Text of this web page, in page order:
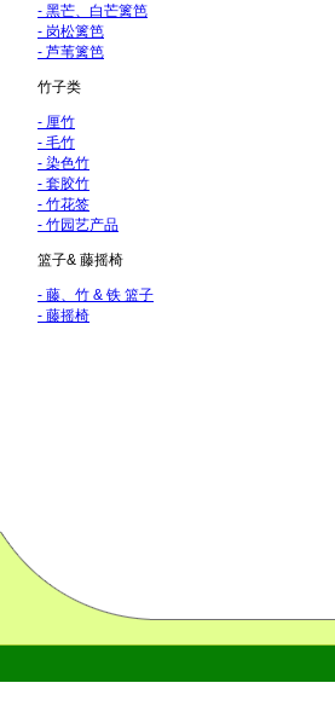
- 黑芒、白芒篱笆
- 岗松篱笆
- 芦苇篱笆
竹子类
- 厘竹
- 毛竹
- 染色竹
- 套胶竹
- 竹花签
- 竹园艺产品
篮子& 藤摇椅
- 藤、竹 & 铁 篮子
- 藤摇椅